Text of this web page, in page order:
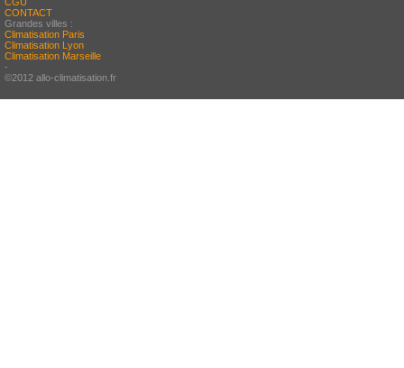
CONTACT
Grandes villes :
Climatisation Paris
Climatisation Lyon
Climatisation Marseille
-
©2012 allo-climatisation.fr